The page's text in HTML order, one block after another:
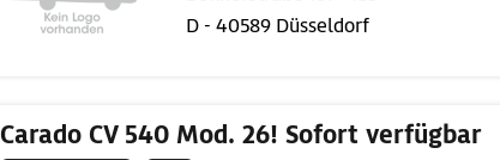
D - 40589 Düsseldorf
Carado CV 540 Mod. 26! Sofort verfügbar